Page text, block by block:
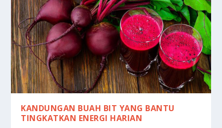
KANDUNGAN BUAH BIT YANG BANTU
TINGKATKAN ENERGI HARIAN